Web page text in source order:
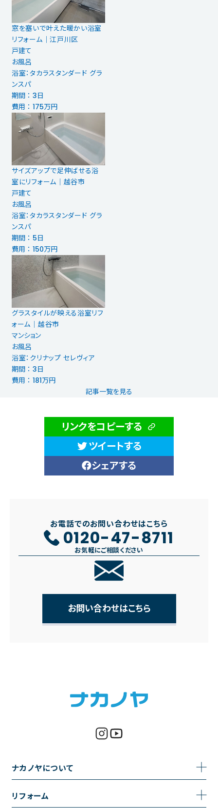
窓を塞いで叶えた暖かい浴室
リフォーム｜江戸川区
戸建て
お風呂
浴室：タカラスタンダード グラ
ンスパ
期間 ： 3日
費用 ： 175万円
サイズアップで足伸ばせる浴
室にリフォーム｜越谷市
戸建て
お風呂
浴室：タカラスタンダード グラ
ンスパ
期間 ： 5日
費用 ： 150万円
グラスタイルが映える浴室リフ
ォーム│越谷市
マンション
お風呂
浴室：クリナップ セレヴィア
期間 ： 3日
費用 ： 181万円
記事一覧を見る
リンクをコピーする
ツイートする
シェアする
お電話でのお問い合わせはこちら
0120-47-8711
お気軽にご相談ください
お問い合わせはこちら
ナカノヤについて
事業内容
リフォーム